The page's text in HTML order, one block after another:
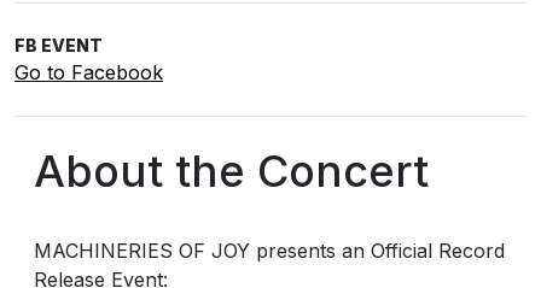
FB EVENT
Go to Facebook
About the Concert
MACHINERIES OF JOY presents an Official Record
Release Event: